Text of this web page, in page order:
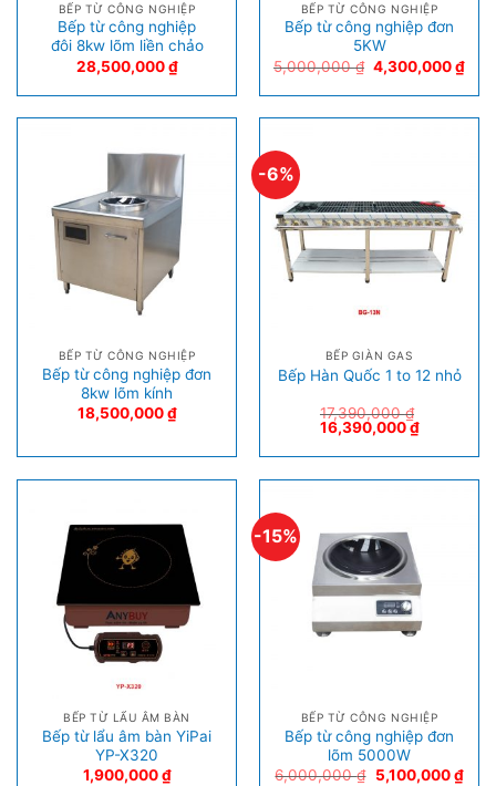
BẾP TỪ CÔNG NGHIỆP
Bếp từ công nghiệp
đôi 8kw lõm liền chảo
28,500,000₫
BẾP TỪ CÔNG NGHIỆP
Bếp từ công nghiệp đơn
5KW
5,000,000₫ 4,300,000₫
BẾP TỪ CÔNG NGHIỆP
Bếp từ công nghiệp đơn
8kw lõm kính
18,500,000₫
-6%
BẾP GIÀN GAS
Bếp Hàn Quốc 1 to 12 nhỏ
17,390,000₫
16,390,000₫
BẾP TỪ LẨU ÂM BÀN
Bếp từ lẩu âm bàn YiPai
YP-X320
1,900,000₫
-15%
BẾP TỪ CÔNG NGHIỆP
Bếp từ công nghiệp đơn
lõm 5000W
6,000,000₫ 5,100,000₫